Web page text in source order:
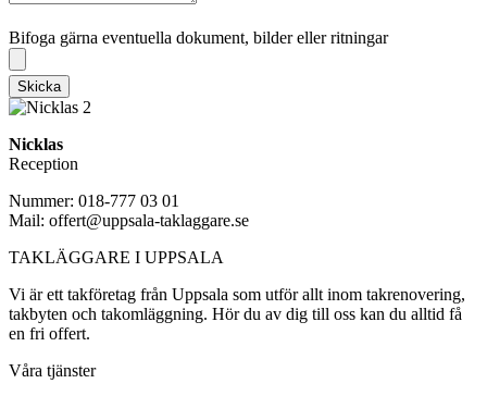
Bifoga gärna eventuella dokument, bilder eller ritningar
Skicka
Nicklas
Reception
Nummer: 018-777 03 01
Mail: offert@uppsala-taklaggare.se
TAKLÄGGARE I UPPSALA
Vi är ett takföretag från Uppsala som utför allt inom takrenovering,
takbyten och takomläggning. Hör du av dig till oss kan du alltid få
en fri offert.
Våra tjänster